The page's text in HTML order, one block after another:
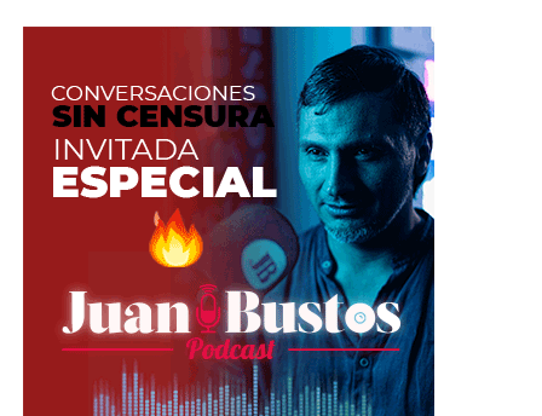
–>Una de las estrategias que puedes usar, es mirar
a otras artistas web que ya lleven recorrido
realizando este tipo de shows. Esto con el fin de
que crees tus propias ideas y vayas buscando un
enfoque diferente a los tuyos.